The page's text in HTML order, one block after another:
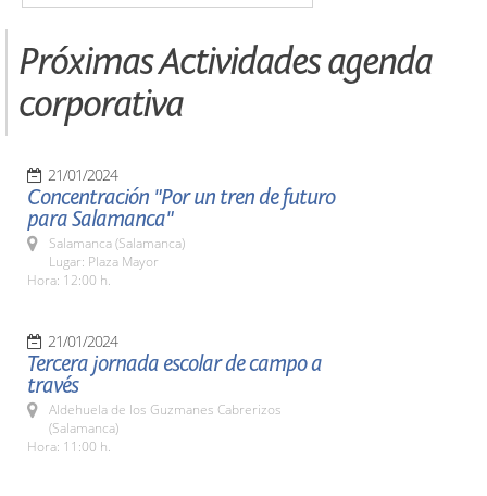
Próximas Actividades agenda
corporativa
21/01/2024
Concentración "Por un tren de futuro
para Salamanca"
Salamanca (Salamanca)
Lugar: Plaza Mayor
Hora: 12:00 h.
21/01/2024
Tercera jornada escolar de campo a
través
Aldehuela de los Guzmanes Cabrerizos
(Salamanca)
Hora: 11:00 h.